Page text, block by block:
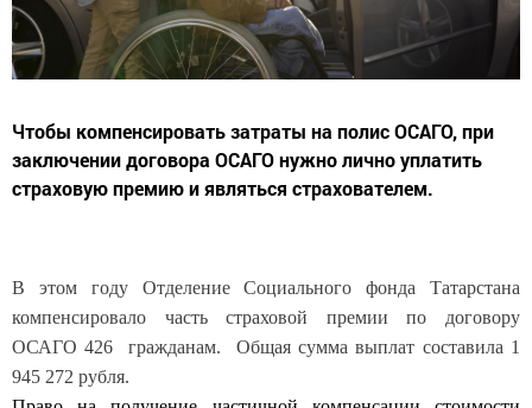
заключении договора ОСАГО нужно лично уплатить
страховую премию и являться страхователем.
компенсировало часть страховой премии по договору
ОСАГО 426 гражданам. Общая сумма выплат составила 1
945 272 рубля.
Право на получение частичной компенсации стоимости